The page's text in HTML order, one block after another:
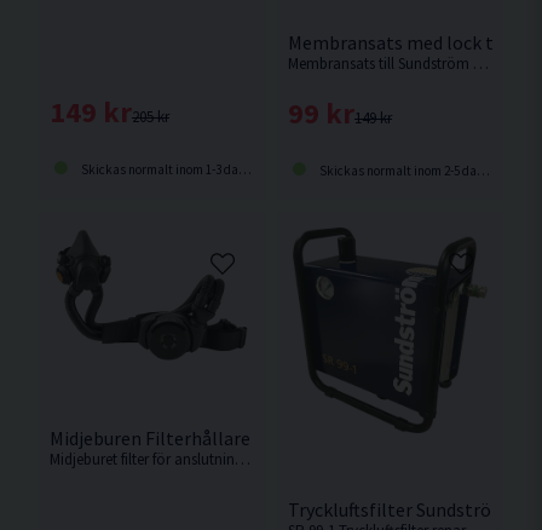
205 kr
149 kr
Skickas normalt inom 1-3 dagar
Membransats med lock till SR
Membransats till Sundström masken SR 100.
149 kr
99 kr
Skickas normalt inom 2-5 dagar
Midjeburen Filterhållare Sundström SR 905
Midjeburet filter för anslutning till SR 900, levereras med bälte och dubbelslang SR 952.
Tryckluftsfilter Sundström SR